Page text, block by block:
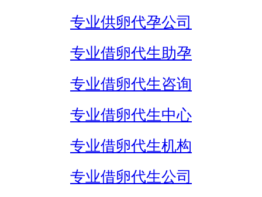
专业供卵代孕公司
专业借卵代生助孕
专业借卵代生咨询
专业借卵代生中心
专业借卵代生机构
专业借卵代生公司